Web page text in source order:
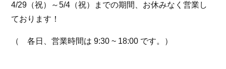
4/29（祝）～5/4（祝）までの期間、お休みなく営業し
ております！
（ 各日、営業時間は 9:30 ~ 18:00 です。）
採用情報
電話でのお問い合わせ